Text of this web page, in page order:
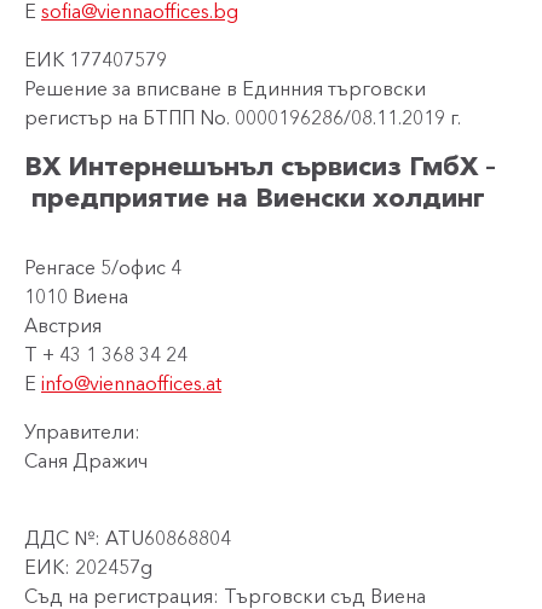
E sofia@viennaoffices.bg
ЕИК 177407579
Решение за вписване в Единния търговски
регистър на БТПП No. 0000196286/08.11.2019 г.
ВХ Интернешънъл сървисиз ГмбХ –
предприятие на Виенски холдинг
Ренгасе 5/офис 4
1010 Виена
Австрия
T + 43 1 368 34 24
E info@viennaoffices.at
Управители:
Саня Дражич
ДДС №: ATU60868804
ЕИК: 202457g
Съд на регистрация: Търговски съд Виена